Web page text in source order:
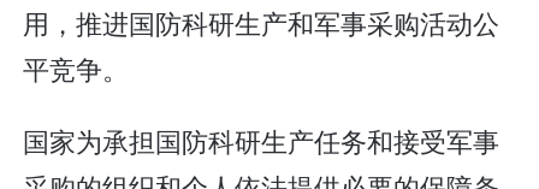
用，推进国防科研生产和军事采购活动公
平竞争。
国家为承担国防科研生产任务和接受军事